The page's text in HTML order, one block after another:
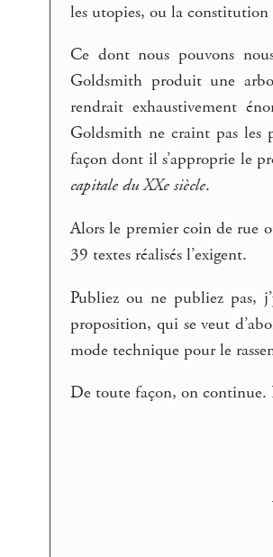
les utopies, ou la constitution
Ce dont nous pouvons
Goldsmith produit une
rendrait exhaustivement
Goldsmith ne craint pas les
façon dont il s’approprie le
capitale du XXe siècle.
Alors le premier coin de rue
39 textes réalisés l’exigent.
Publiez ou ne publiez pas,
proposition, qui se veut
mode technique pour le
De toute façon, on continue.